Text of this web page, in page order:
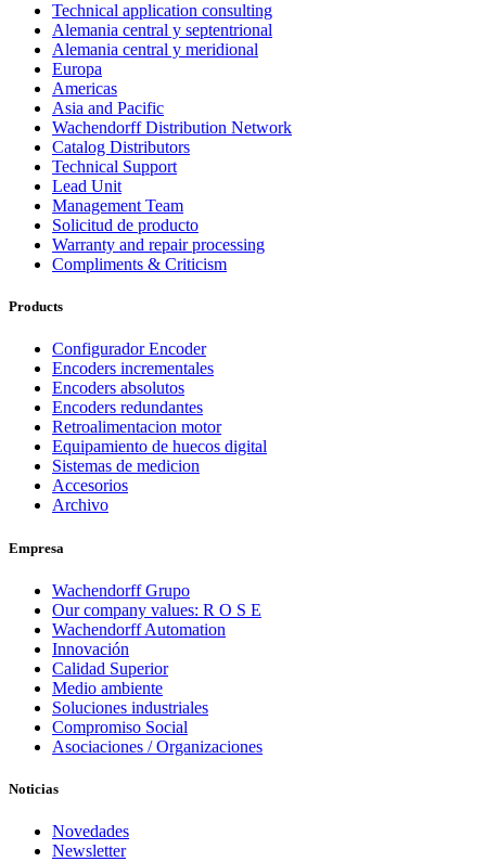
Technical application consulting
Alemania central y septentrional
Alemania central y meridional
Europa
Americas
Asia and Pacific
Wachendorff Distribution Network
Catalog Distributors
Technical Support
Lead Unit
Management Team
Solicitud de producto
Warranty and repair processing
Compliments & Criticism
Products
Configurador Encoder
Encoders incrementales
Encoders absolutos
Encoders redundantes
Retroalimentacion motor
Equipamiento de huecos digital
Sistemas de medicion
Accesorios
Archivo
Empresa
Wachendorff Grupo
Our company values: R O S E
Wachendorff Automation
Innovación
Calidad Superior
Medio ambiente
Soluciones industriales
Compromiso Social
Asociaciones / Organizaciones
Noticias
Novedades
Newsletter